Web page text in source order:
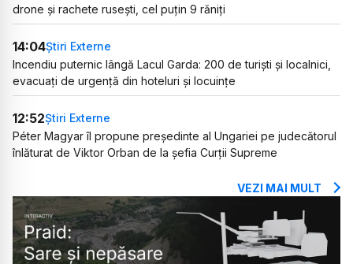
drone și rachete rusești, cel puțin 9 răniți
14:04Știri Externe
Incendiu puternic lângă Lacul Garda: 200 de turiști și localnici,
evacuați de urgență din hoteluri și locuințe
12:52Știri Externe
Péter Magyar îl propune președinte al Ungariei pe judecătorul
înlăturat de Viktor Orban de la șefia Curții Supreme
VEZI MAI MULT